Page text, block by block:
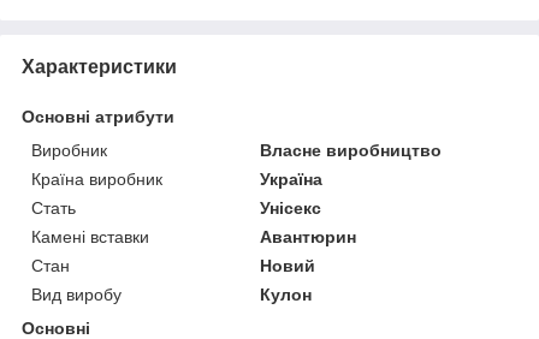
Характеристики
Основні атрибути
Виробник
Власне виробництво
Країна виробник
Україна
Стать
Унісекс
Камені вставки
Авантюрин
Стан
Новий
Вид виробу
Кулон
Основні